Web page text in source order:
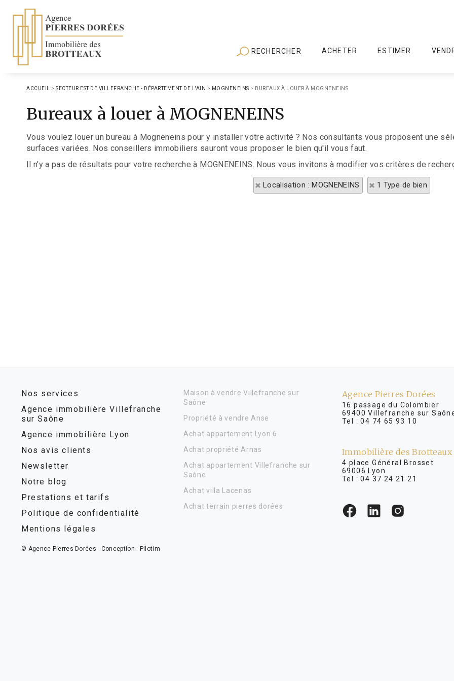
RECHERCHER ACHETER ESTIMER
ACCUEIL > SECTEUR EST DE VILLEFRANCHE - DÉPARTEMENT DE L'AIN > MOGNENEINS > BUREAUX À LOUER À MOGNENEINS
Bureaux à louer à MOGNENEINS
Vous voulez louer un bureau à Mogneneins pour y installer votre activité ? Nos consultants vous proposent une
surfaces variées. Nos conseillers immobiliers sauront vous proposer le bien qu'il vous faut.
Il n'y a pas de résultats pour votre recherche à MOGNENEINS. Nous vous invitons à modifier vos critères de
Localisation : MOGNENEINS 1 Type de bien
Nos services
Agence immobilière Villefranche
sur Saône
Agence immobilière Lyon
Nos avis clients
Newsletter
Notre blog
Prestations et tarifs
Politique de confidentialité
Mentions légales
Maison à vendre Villefranche sur
Saône
Propriété à vendre Anse
Achat appartement Lyon 6
Achat propriété Arnas
Achat appartement Villefranche sur
Saône
Achat villa Lacenas
Achat terrain pierres dorées
Agence Pierres Dorées
16 passage du Colombier
69400 Villefranche sur
Tel :04 74 65 93 10
Immobilière des Brotteaux
4 place Général
69006 Lyon
Tel :04 37 24 21 21
© Agence Pierres Dorées - Conception : Pilotim